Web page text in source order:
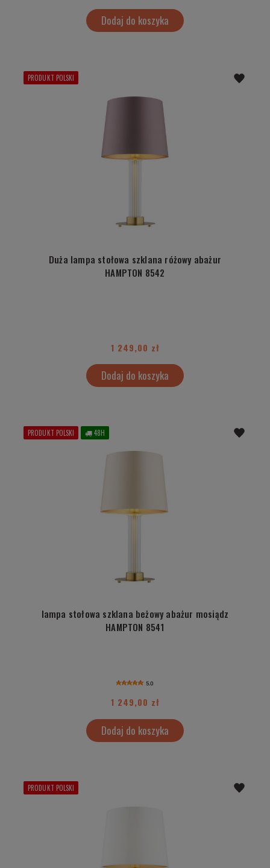
Dodaj do koszyka
Duża lampa stołowa szklana różowy abażur
HAMPTON 8542
1 249,00 zł
Dodaj do koszyka
PRODUKT POLSKI
lampa stołowa szklana beżowy abażur mosiądz
HAMPTON 8541
5.0
1 249,00 zł
Dodaj do koszyka
PRODUKT POLSKI 48H
PRODUKT POLSKI